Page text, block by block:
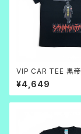
VIP CAR TEE 黒帝
¥4,649